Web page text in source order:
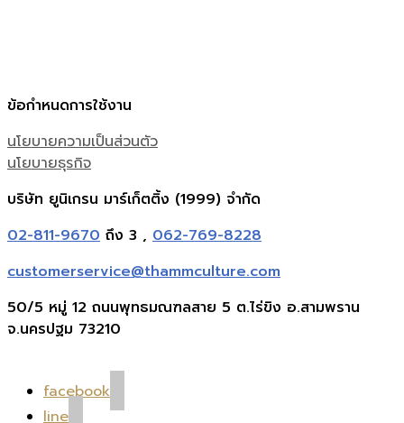
ข้อกำหนดการใช้งาน
นโยบายความเป็นส่วนตัว
นโยบายธุรกิจ
บริษัท ยูนิเกรน มาร์เก็ตติ้ง (1999) จำกัด
02-811-9670 ถึง 3 , 062-769-8228
customerservice@thammculture.com
50/5 หมู่ 12 ถนนพุทธมณฑลสาย 5 ต.ไร่ขิง อ.สามพราน
จ.นครปฐม 73210
facebook
line